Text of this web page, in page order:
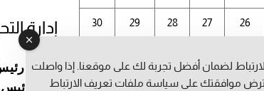
أغسطس 2026
26
27
28
29
30 إدارة
لضمان أفضل تجربة لك على موقعنا. إذا واصلت
موافقتك على سياسة ملفات تعريف الارتباط